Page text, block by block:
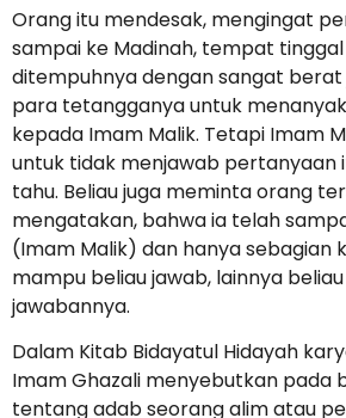
Orang itu mendesak, mengingat
sampai ke Madinah, tempat
ditempuhnya dengan sangat
para tetangganya untuk
kepada Imam Malik. Tetapi Imam
untuk tidak menjawab pertanyaan
tahu. Beliau juga meminta orang
mengatakan, bahwa ia telah
(Imam Malik) dan hanya sebagian
mampu beliau jawab, lainnya
jawabannya.
Dalam Kitab Bidayatul Hidayah
Imam Ghazali menyebutkan pada
tentang adab seorang alim atau